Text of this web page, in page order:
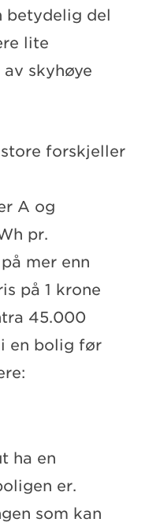
betydelig del
lite
skyhøye
forskjeller
A og
pr.
mer enn
på 1 krone
45.000
en bolig før
ha en
er.
som kan